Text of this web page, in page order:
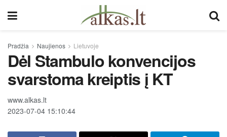
Pradžia Naujienos Lietuvoje
Dėl Stambulo konvencijos
svarstoma kreiptis į KT
www.alkas.lt
2023-07-04 15:10:44